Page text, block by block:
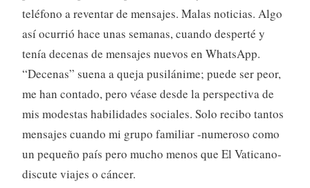
teléfono a reventar de mensajes. Malas noticias. Algo
así ocurrió hace unas semanas, cuando desperté y
tenía decenas de mensajes nuevos en WhatsApp.
“Decenas” suena a queja pusilánime; puede ser peor,
me han contado, pero véase desde la perspectiva de
mis modestas habilidades sociales. Solo recibo tantos
mensajes cuando mi grupo familiar -numeroso como
un pequeño país pero mucho menos que El Vaticano-
discute viajes o cáncer.